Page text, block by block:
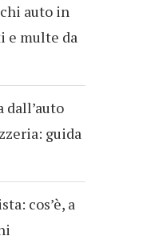
auto in
e multe da
dall’auto
guida
cos’è, a